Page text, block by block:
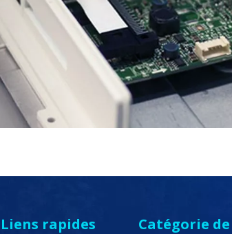
Liens rapides Catégorie